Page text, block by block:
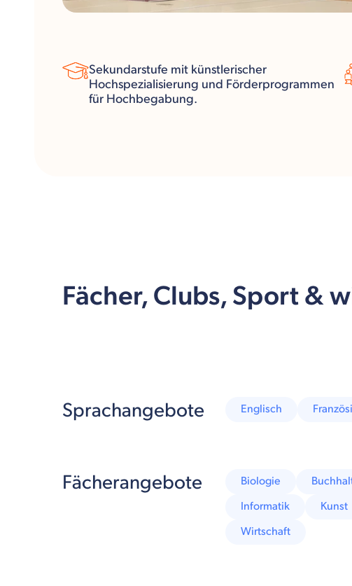
Sekundarstufe mit künstlerischer
Hochspezialisierung und Förderprogrammen
für Hochbegabung.
Fächer, Clubs, Sport &
Sprachangebote Englisch
Fächerangebote Biologie
Informatik
Kunst
Wirtschaft